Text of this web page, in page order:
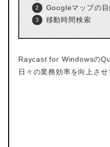
Googleマップの
移動時間検索
Raycast for Windowsの
日々の業務効率を向上させ